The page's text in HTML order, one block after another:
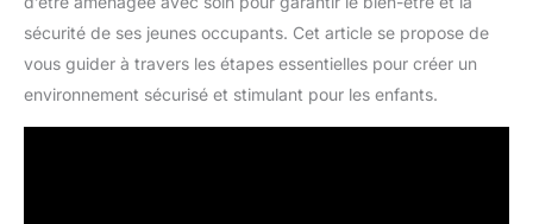
sécurité de ses jeunes occupants. Cet article se propose de
vous guider à travers les étapes essentielles pour créer un
environnement sécurisé et stimulant pour les enfants.